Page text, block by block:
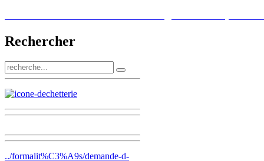
Rechercher
../formalit%C3%A9s/demande-d-